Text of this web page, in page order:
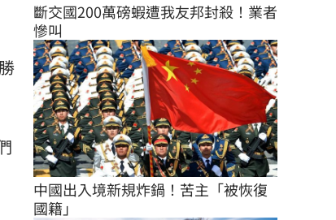
斷交國200萬磅蝦遭我友邦封殺！業者
慘叫
中國出入境新規炸鍋！苦主「被恢復
國籍」